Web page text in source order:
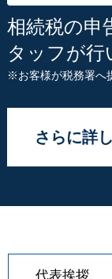
相続税の申
タッフが行
※お客様が税務署へ
さらに詳
代表挨拶